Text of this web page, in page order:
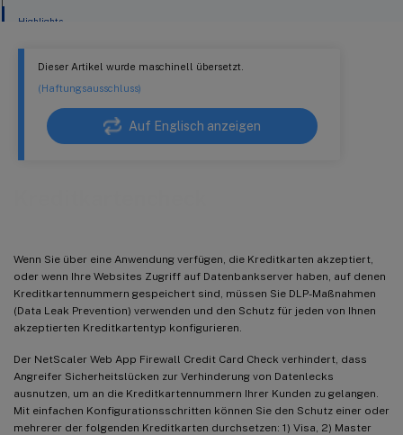
Dieser Artikel wurde maschinell übersetzt.
(Haftungsausschluss)
Auf Englisch anzeigen
Wenn Sie über eine Anwendung verfügen, die Kreditkarten akzeptiert,
oder wenn Ihre Websites Zugriff auf Datenbankserver haben, auf denen
Kreditkartennummern gespeichert sind, müssen Sie DLP-Maßnahmen
(Data Leak Prevention) verwenden und den Schutz für jeden von Ihnen
akzeptierten Kreditkartentyp konfigurieren.
Der NetScaler Web App Firewall Credit Card Check verhindert, dass
Angreifer Sicherheitslücken zur Verhinderung von Datenlecks
ausnutzen, um an die Kreditkartennummern Ihrer Kunden zu gelangen.
Mit einfachen Konfigurationsschritten können Sie den Schutz einer oder
mehrerer der folgenden Kreditkarten durchsetzen: 1) Visa, 2) Master
Highlights